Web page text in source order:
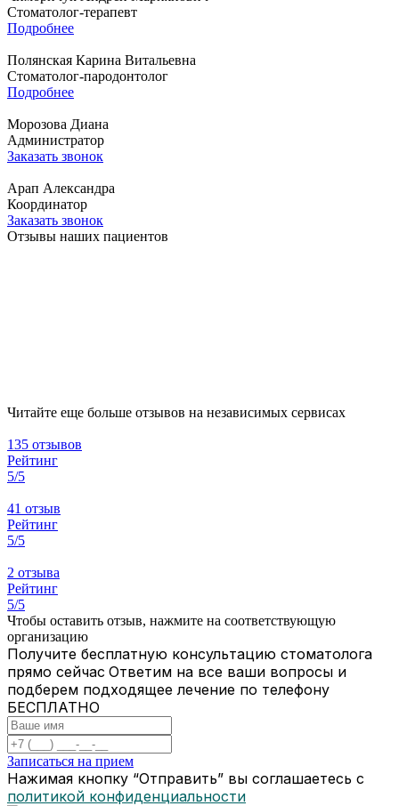
Стоматолог-терапевт
Подробнее
Полянская Карина Витальевна
Стоматолог-пародонтолог
Подробнее
Морозова Диана
Администратор
Заказать звонок
Арап Александра
Координатор
Заказать звонок
Отзывы наших пациентов
Читайте еще больше отзывов на независимых сервисах
135 отзывов
Рейтинг
5/5
41 отзыв
Рейтинг
5/5
2 отзыва
Рейтинг
5/5
Чтобы оставить отзыв, нажмите на соответствующую
организацию
Получите бесплатную консультацию стоматолога
прямо сейчас Ответим на все ваши вопросы и
подберем подходящее лечение по телефону
БЕСПЛАТНО
Записаться на прием
Нажимая кнопку “Отправить” вы соглашаетесь с
политикой конфиденциальности